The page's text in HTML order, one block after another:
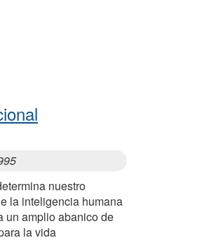
nuestro
la inteligencia humana
un amplio abanico de
la vida